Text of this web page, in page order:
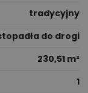
tradycyjny
do drogi
230,51 m²
1